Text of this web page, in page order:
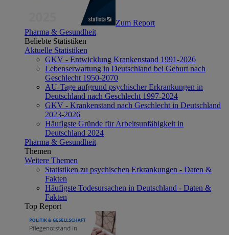
Zum Report
Pharma & Gesundheit
Beliebte Statistiken
Aktuelle Statistiken
GKV - Entwicklung Krankenstand 1991-2026
Lebenserwartung in Deutschland bei Geburt nach
Geschlecht 1950-2070
AU-Tage aufgrund psychischer Erkrankungen in
Deutschland nach Geschlecht 1997-2024
GKV - Krankenstand nach Geschlecht in Deutschland
2023-2026
Häufigste Gründe für Arbeitsunfähigkeit in
Deutschland 2024
Pharma & Gesundheit
Themen
Weitere Themen
Statistiken zu psychischen Erkrankungen - Daten &
Fakten
Häufigste Todesursachen in Deutschland - Daten &
Fakten
Top Report